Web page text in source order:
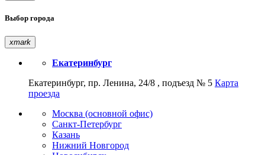
Выбор города
xmark
Екатеринбург
Екатеринбург, пр. Ленина, 24/8 , подъезд № 5 Карта
проезда
Москва (основной офис)
Санкт-Петербург
Казань
Нижний Новгород